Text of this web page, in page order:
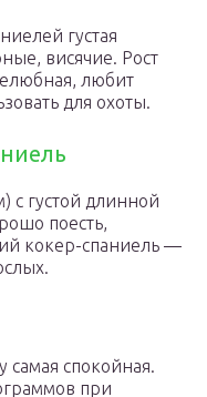
густая
висячие. Рост
любит
для охоты.
с густой длинной
поесть,
кокер-спаниель —
самая спокойная.
при